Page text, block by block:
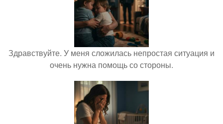
Здравствуйте. У меня сложилась непростая ситуация и
очень нужна помощь со стороны.